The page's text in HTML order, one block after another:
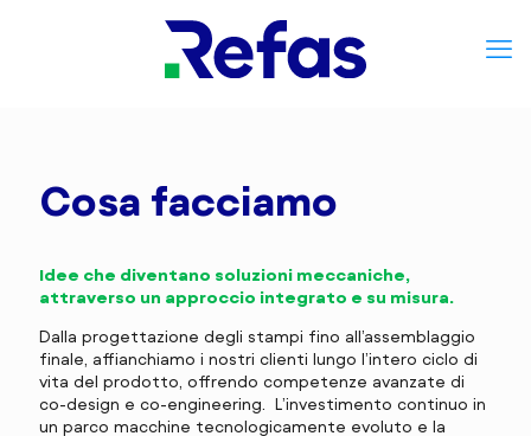
Cosa facciamo
Idee che diventano soluzioni meccaniche,
attraverso un approccio integrato e su misura.
Dalla progettazione degli stampi fino all’assemblaggio
finale, affianchiamo i nostri clienti lungo l’intero ciclo di
vita del prodotto, offrendo competenze avanzate di
co-design e co-engineering. L’investimento continuo in
un parco macchine tecnologicamente evoluto e la